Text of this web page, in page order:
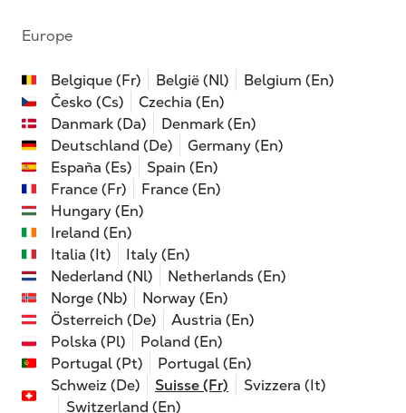
Europe
Belgique (Fr) België (Nl)
Belgium (En)
Česko (Cs)
Czechia (En)
Danmark (Da)
Denmark (En)
Deutschland (De)
Germany (En)
España (Es)
Spain (En)
France (Fr)
France (En)
Hungary (En)
Ireland (En)
Italia (It)
Italy (En)
Nederland (Nl)
Netherlands (En)
Norge (Nb)
Norway (En)
Österreich (De)
Austria (En)
Polska (Pl)
Poland (En)
Portugal (Pt)
Portugal (En)
Schweiz (De)
Suisse (Fr)
Svizzera (It)
Switzerland (En)